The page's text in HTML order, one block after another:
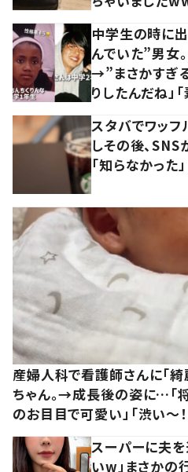
中学生の時に
んでいた”男女
→”まさかすぎ
りしたんだね」
スタバでワッフ
しその後、
「知らなかった
産婦人科で看護師さんに「
ちゃん。→成長後の姿に…「
のお目目で可愛い」「渋い～！
スーパーに夫
いw」まさかの